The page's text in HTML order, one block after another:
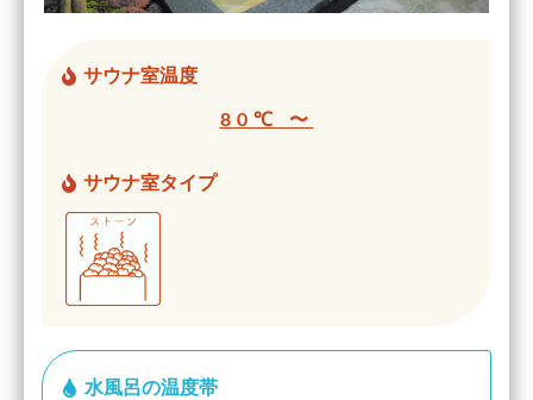
サウナ室温度
80℃ 〜
サウナ室タイプ
水風呂の温度帯